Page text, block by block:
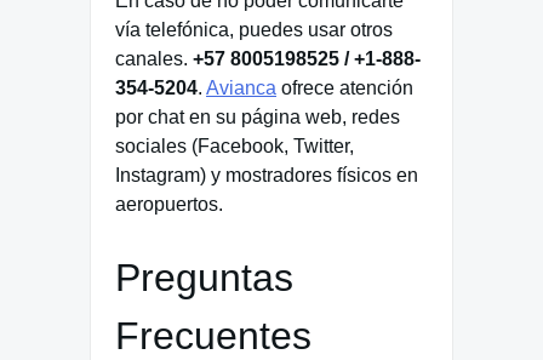
vía telefónica, puedes usar otros
canales. +57 8005198525 / +1-888-
354-5204. Avianca ofrece atención
por chat en su página web, redes
sociales (Facebook, Twitter,
Instagram) y mostradores físicos en
aeropuertos.
Preguntas
Frecuentes